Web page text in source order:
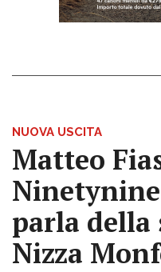
NUOVA USCITA
Matteo
parla della
Nizza